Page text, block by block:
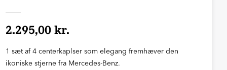
2.295,00 kr.
1 sæt af 4 centerkaplser som elegang fremhæver den
ikoniske stjerne fra Mercedes-Benz.